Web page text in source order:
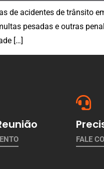
de acidentes de trânsito
pesadas e outras
[…]
FALE